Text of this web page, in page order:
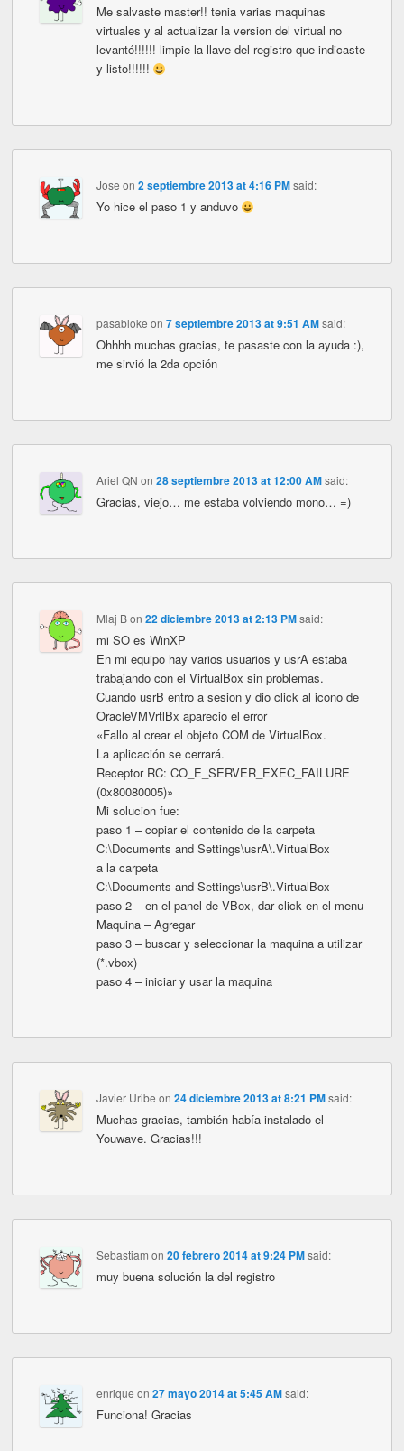
Me salvaste master!! tenia varias maquinas
virtuales y al actualizar la version del virtual no
levantó!!!!!! limpie la llave del registro que indicaste
y listo!!!!!!
Jose on 2 septiembre 2013 at 4:16 PM said:
Yo hice el paso 1 y anduvo
pasabloke on 7 septiembre 2013 at 9:51 AM said:
Ohhhh muchas gracias, te pasaste con la ayuda :),
me sirvió la 2da opción
Ariel QN on 28 septiembre 2013 at 12:00 AM said:
Gracias, viejo… me estaba volviendo mono… =)
Mlaj Bon 22 diciembre 2013 at 2:13 PM said:
mi SO es WinXP
En mi equipo hay varios usuarios y usrA estaba
trabajando con el VirtualBox sin problemas.
Cuando usrB entro a sesion y dio click al icono de
OracleVMVrtlBx aparecio el error
«Fallo al crear el objeto COM de VirtualBox.
La aplicación se cerrará.
Receptor RC: CO_E_SERVER_EXEC_FAILURE
(0x80080005)»
Mi solucion fue:
paso 1 – copiar el contenido de la carpeta
C:\Documents and Settings\usrA\.VirtualBox
a la carpeta
C:\Documents and Settings\usrB\.VirtualBox
paso 2 – en el panel de VBox, dar click en el menu
Maquina – Agregar
paso 3 – buscar y seleccionar la maquina a utilizar
(*.vbox)
paso 4 – iniciar y usar la maquina
Javier Uribe on 24 diciembre 2013 at 8:21 PM said:
Muchas gracias, también había instalado el
Youwave. Gracias!!!
Sebastiam on 20 febrero 2014 at 9:24 PM said:
muy buena solución la del registro
enrique on 27 mayo 2014 at 5:45 AM said:
Funciona! Gracias